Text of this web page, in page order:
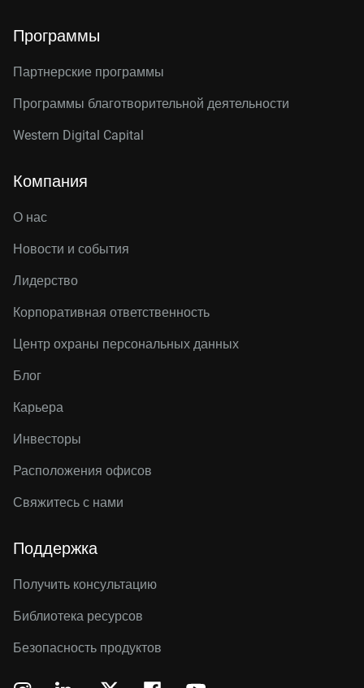
Программы
Партнерские программы
Программы благотворительной деятельности
Western Digital Capital
Компания
О нас
Новости и события
Лидерство
Корпоративная ответственность
Центр охраны персональных данных
Блог
Карьера
Инвесторы
Расположения офисов
Свяжитесь с нами
Поддержка
Получить консультацию
Библиотека ресурсов
Безопасность продуктов